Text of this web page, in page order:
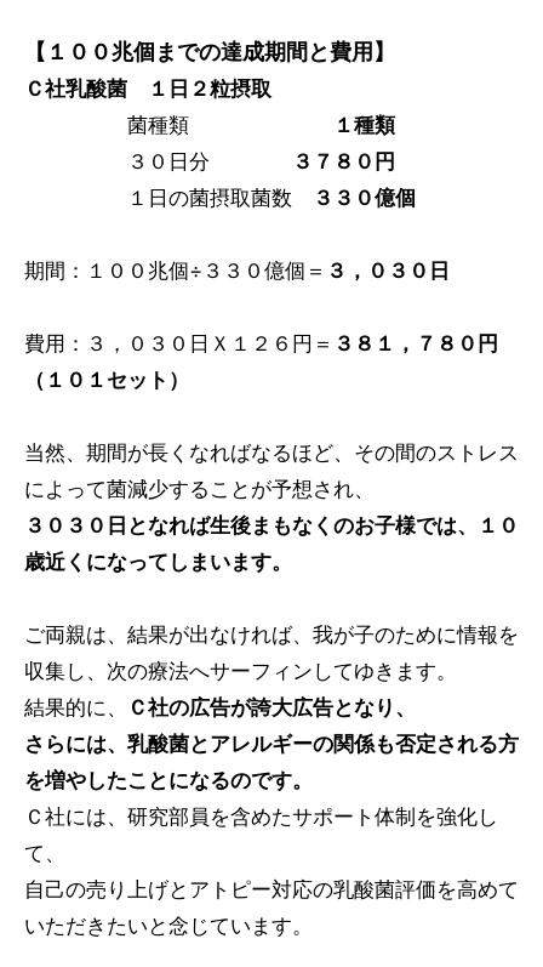
【１００兆個までの達成期間と費用】
Ｃ社乳酸菌 １日２粒摂取
菌種類
１種類
３０日分
３７８０円
１日の菌摂取菌数
３３０億個
期間：１００兆個÷３３０億個＝ ３，０３０日
費用：３，０３０日Ｘ１２６円＝ ３８１，７８０円
（１０１セット）
当然、期間が長くなればなるほど、その間のストレス
によって菌減少することが予想され、
３０３０日となれば生後まもなくのお子様では、１０
歳近くになってしまいます。
ご両親は、結果が出なければ、我が子のために情報を
収集し、次の療法へサーフィンしてゆきます。
結果的に、
Ｃ社の広告が誇大広告となり、
さらには、乳酸菌とアレルギーの関係も否定される方
を増やしたことになるのです。
Ｃ社には、研究部員を含めたサポート体制を強化し
て、
自己の売り上げとアトピー対応の乳酸菌評価を高めて
いただきたいと念じています。